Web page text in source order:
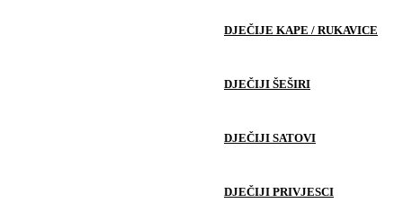
DJEČIJE KAPE / RUKAVICE
DJEČIJI ŠEŠIRI
DJEČIJI SATOVI
DJEČIJI PRIVJESCI